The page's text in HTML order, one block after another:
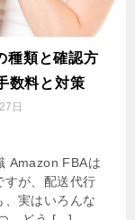
種類と確認方
数料と対策
日
Amazon FBAは
すが、配送代行
実はいろんな